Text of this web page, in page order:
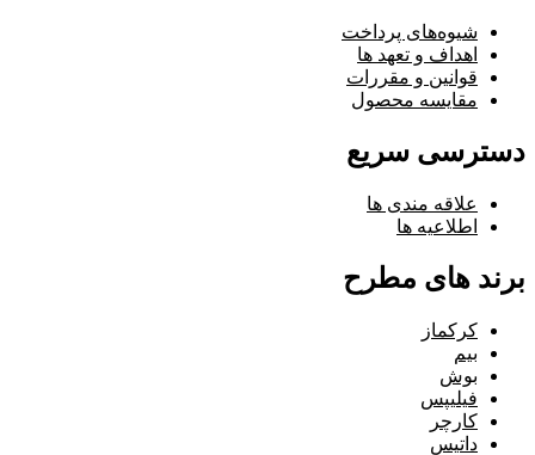
شیوه‌های پرداخت
اهداف و تعهد ها
قوانین و مقررات
مقایسه محصول
دسترسی سریع
علاقه مندی ها
اطلاعیه ها
برند های مطرح
کرکماز
بیم
بوش
فیلیپس
کارچر
داتیس